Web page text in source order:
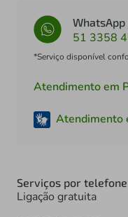
51 3358
*Serviço disponível
Atendimento em
Atendimento
Serviços por telefone
Ligação gratuita